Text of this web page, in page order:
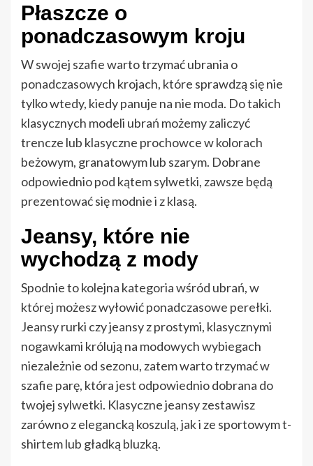
Płaszcze o
ponadczasowym kroju
W swojej szafie warto trzymać ubrania o
ponadczasowych krojach, które sprawdzą się nie
tylko wtedy, kiedy panuje na nie moda. Do takich
klasycznych modeli ubrań możemy zaliczyć
trencze lub klasyczne prochowce w kolorach
beżowym, granatowym lub szarym. Dobrane
odpowiednio pod kątem sylwetki, zawsze będą
prezentować się modnie i z klasą.
Jeansy, które nie
wychodzą z mody
Spodnie to kolejna kategoria wśród ubrań, w
której możesz wyłowić ponadczasowe perełki.
Jeansy rurki czy jeansy z prostymi, klasycznymi
nogawkami królują na modowych wybiegach
niezależnie od sezonu, zatem warto trzymać w
szafie parę, która jest odpowiednio dobrana do
twojej sylwetki. Klasyczne jeansy zestawisz
zarówno z elegancką koszulą, jak i ze sportowym t-
shirtem lub gładką bluzką.